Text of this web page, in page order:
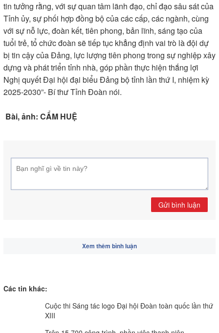
tin tưởng rằng, với sự quan tâm lãnh đạo, chỉ đạo sâu sát của
Tỉnh ủy, sự phối hợp đồng bộ của các cấp, các ngành, cùng
với sự nỗ lực, đoàn kết, tiên phong, bản lĩnh, sáng tạo của
tuổi trẻ, tổ chức đoàn sẽ tiếp tục khẳng định vai trò là đội dự
bị tin cậy của Đảng, lực lượng tiên phong trong sự nghiệp xây
dựng và phát triển tỉnh nhà, góp phần thực hiện thắng lợi
Nghị quyết Đại hội đại biểu Đảng bộ tỉnh lần thứ I, nhiệm kỳ
2025-2030”- Bí thư Tỉnh Đoàn nói.
Bài, ảnh: CẨM HUỆ
Gửi bình luận
Xem thêm bình luận
Các tin khác:
Cuộc thi Sáng tác logo Đại hội Đoàn toàn quốc lần thứ
XIII